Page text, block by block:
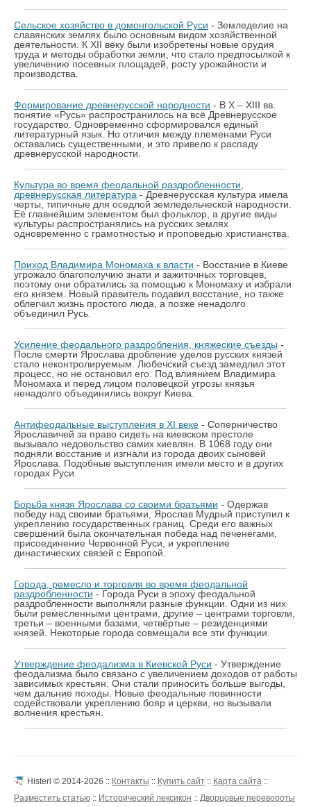
Сельское хозяйство в домонгольской Руси - Земледелие на
славянских землях было основным видом хозяйственной
деятельности. К XII веку были изобретены новые орудия
труда и методы обработки земли, что стало предпосылкой к
увеличению посевных площадей, росту урожайности и
производства.
Формирование древнерусской народности - В Х – ХIII вв.
понятие «Русь» распространилось на всё Древнерусское
государство. Одновременно сформировался единый
литературный язык. Но отличия между племенами Руси
оставались существенными, и это привело к распаду
древнерусской народности.
Культура во время феодальной раздробленности,
древнерусская литература - Древнерусская культура имела
черты, типичные для оседлой земледельческой народности.
Её главнейшим элементом был фольклор, а другие виды
культуры распространялись на русских землях
одновременно с грамотностью и проповедью христианства.
Приход Владимира Мономаха к власти - Восстание в Киеве
угрожало благополучию знати и зажиточных торговцев,
поэтому они обратились за помощью к Мономаху и избрали
его князем. Новый правитель подавил восстание, но также
облегчил жизнь простого люда, а позже ненадолго
объединил Русь.
Усиление феодального раздробления, княжеские съезды -
После смерти Ярослава дробление уделов русских князей
стало неконтролируемым. Любечский съезд замедлил этот
процесс, но не остановил его. Под влиянием Владимира
Мономаха и перед лицом половецкой угрозы князья
ненадолго объединились вокруг Киева.
Антифеодальные выступления в ХI веке - Соперничество
Ярославичей за право сидеть на киевском престоле
вызывало недовольство самих киевлян. В 1068 году они
подняли восстание и изгнали из города двоих сыновей
Ярослава. Подобные выступления имели место и в других
городах Руси.
Борьба князя Ярослава со своими братьями - Одержав
победу над своими братьями, Ярослав Мудрый приступил к
укреплению государственных границ. Среди его важных
свершений была окончательная победа над печенегами,
присоединение Червонной Руси, и укрепление
династических связей с Европой.
Города, ремесло и торговля во время феодальной
раздробленности - Города Руси в эпоху феодальной
раздробленности выполняли разные функции. Одни из них
были ремесленными центрами, другие – центрами торговли,
третьи – военными базами, четвёртые – резиденциями
князей. Некоторые города совмещали все эти функции.
Утверждение феодализма в Киевской Руси - Утверждение
феодализма было связано с увеличением доходов от работы
зависимых крестьян. Они стали приносить больше выгоды,
чем дальние походы. Новые феодальные повинности
содействовали укреплению бояр и церкви, но вызывали
волнения крестьян.
Histerl © 2014-2026 :: Контакты :: Купить сайт :: Карта сайта ::
Разместить статью :: Исторический лексикон :: Дворцовые перевороты